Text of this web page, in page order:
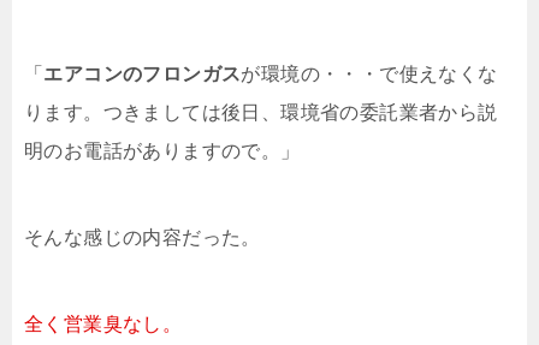
「 エアコンのフロンガスが環境の・・・で使えなくな
ります。つきましては後日、環境省の委託業者から説
明のお電話がありますので。」
そんな感じの内容だった。
全く営業臭なし。